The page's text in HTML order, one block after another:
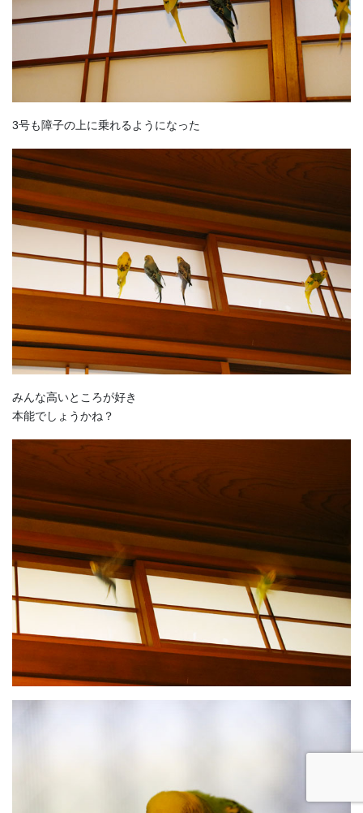
3号も障子の上に乗れるようになった
みんな高いところが好き
本能でしょうかね？